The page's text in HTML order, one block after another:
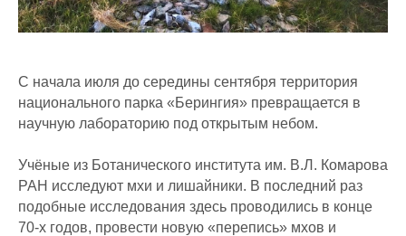
С начала июля до середины сентября территория
национального парка «Берингия» превращается в
научную лабораторию под открытым небом.
Учёные из Ботанического института им. В.Л. Комарова
РАН исследуют мхи и лишайники. В последний раз
подобные исследования здесь проводились в конце
70-х годов, провести новую «перепись» мхов и